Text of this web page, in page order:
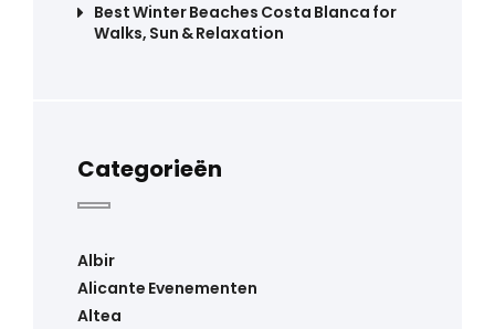
Best Winter Beaches Costa Blanca for
Walks, Sun & Relaxation
Categorieën
Albir
Alicante Evenementen
Altea